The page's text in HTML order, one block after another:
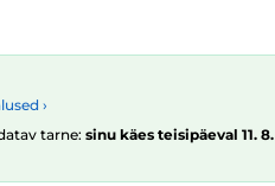
›
tarne: sinu käes teisipäeval 11. 8.